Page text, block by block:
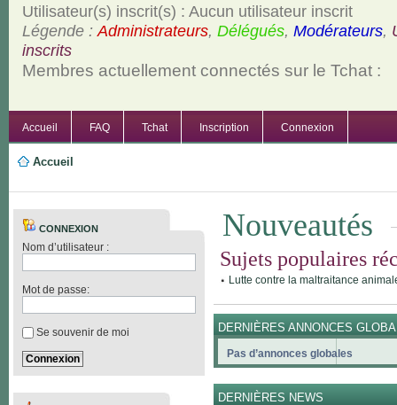
Utilisateur(s) inscrit(s) : Aucun utilisateur inscrit
Légende : Administrateurs, Délégués, Modérateurs,
inscrits
Membres actuellement connectés sur le Tchat :
Accueil FAQ Tchat Inscription Connexion
Accueil
CONNEXION
Nom d’utilisateur :
Mot de passe:
Se souvenir de moi
Nouveautés
Sujets populaires
Lutte contre la maltraitance
DERNIÈRES ANNONCES
Pas d’annonces globales
DERNIÈRES NEWS